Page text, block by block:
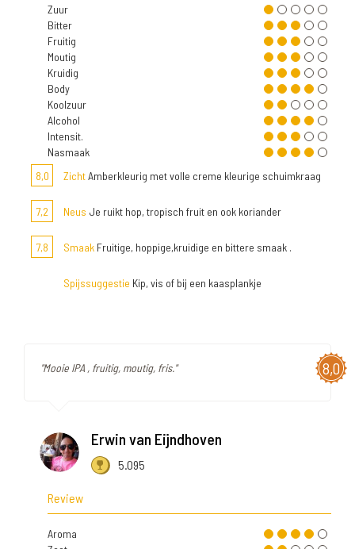
Zuur
Bitter
Fruitig
Moutig
Kruidig
Body
Koolzuur
Alcohol
Intensit.
Nasmaak
8,0
ZichtAmberkleurig met volle creme kleurige schuimkraag
7,2 Neus Je ruikt hop, tropisch fruit en ook koriander
7,8 Smaak Fruitige, hoppige,kruidige en bittere smaak .
Spijssuggestie Kip, vis of bij een kaasplankje
8,0
"Mooie IPA , fruitig, moutig, fris."
Erwin van Eijndhoven
5.095
Review
Aroma